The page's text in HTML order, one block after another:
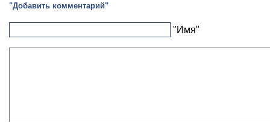
"Добавить комментарий"
"Имя"